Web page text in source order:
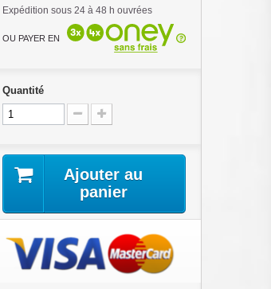
Expédition sous 24 à 48 h ouvrées
OU PAYER EN
Quantité
Ajouter au
panier